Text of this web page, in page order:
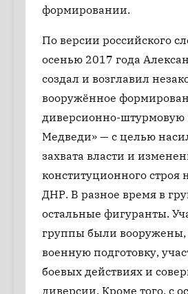
формировании.
По версии российского
осенью 2017 года
создал и возглавил
вооружённое
диверсионно-штурмовую
Медведи» — с целью
захвата власти и
конституционного строя
ДНР. В разное время в
остальные фигуранты.
группы были вооружены,
военную подготовку,
боевых действиях и
диверсии. Кроме того, с